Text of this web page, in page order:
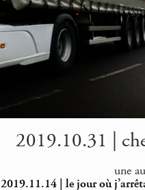
2019.10.31 |
une
2019.11.14 | le jour où